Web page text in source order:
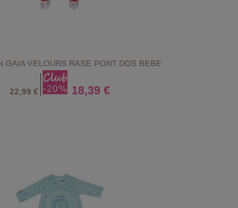
GAIA VELOURS RASE PONT DOS BEBE
22,99 € 18,39 €